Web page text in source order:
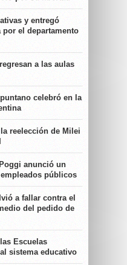
y entregó
el departamento
a las aulas
celebró en la
reelección de Milei
anunció un
públicos
a fallar contra el
del pedido de
Escuelas
sistema educativo